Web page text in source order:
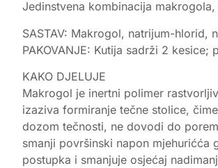
Jedinstvena kombinacija
SASTAV: Makrogol, natrijum-hlorid,
PAKOVANJE: Kutija sadrži 2
KAKO DJELUJE
Makrogol je inertni polimer
izaziva formiranje tečne stolice,
dozom tečnosti, ne dovodi do
smanji površinski napon mjehurićća
postupka i smanjuje osjećaj